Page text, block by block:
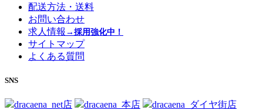
配送方法・送料
お問い合わせ
求人情報 →採用強化中！
サイトマップ
よくある質問
SNS
dracaena_net店 dracaena_本店 dracaena_ダイヤ街店